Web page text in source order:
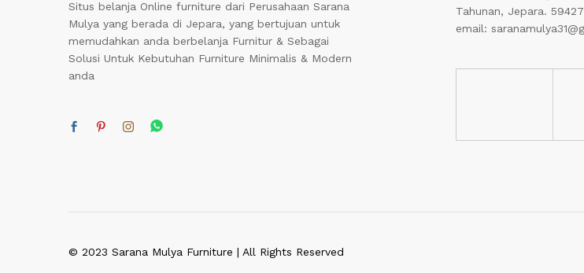
Situs belanja Online furniture dari Perusahaan Sarana
Mulya yang berada di Jepara, yang bertujuan untuk
memudahkan anda berbelanja Furnitur & Sebagai
Solusi Untuk Kebutuhan Furniture Minimalis & Modern
anda
Tahunan, Jepara. 59427
email:
© 2023 Sarana Mulya Furniture | All Rights Reserved